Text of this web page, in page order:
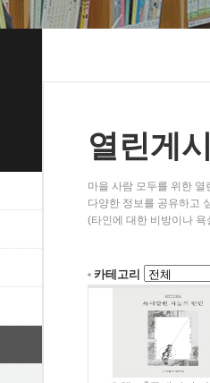
열린게
마을 사람 모두를 위한 열
다양한 정보를 공유하고
(타인에 대한 비방이나
카테고리